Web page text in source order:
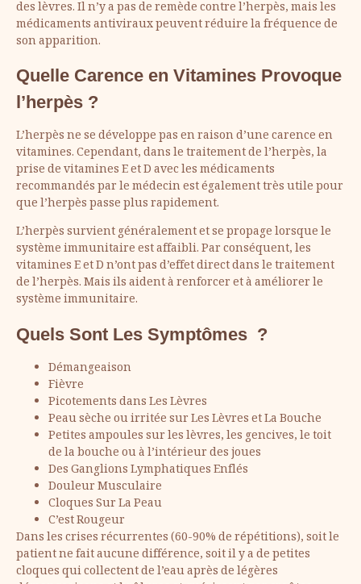
des lèvres. Il n’y a pas de remède contre l’herpès, mais les
médicaments antiviraux peuvent réduire la fréquence de
son apparition.
Quelle Carence en Vitamines Provoque
l’herpès ?
L’herpès ne se développe pas en raison d’une carence en
vitamines. Cependant, dans le traitement de l’herpès, la
prise de vitamines E et D avec les médicaments
recommandés par le médecin est également très utile pour
que l’herpès passe plus rapidement.
L’herpès survient généralement et se propage lorsque le
système immunitaire est affaibli. Par conséquent, les
vitamines E et D n’ont pas d’effet direct dans le traitement
de l’herpès. Mais ils aident à renforcer et à améliorer le
système immunitaire.
Quels Sont Les Symptômes ?
Démangeaison
Fièvre
Picotements dans Les Lèvres
Peau sèche ou irritée sur Les Lèvres et La Bouche
Petites ampoules sur les lèvres, les gencives, le toit
de la bouche ou à l’intérieur des joues
Des Ganglions Lymphatiques Enflés
Douleur Musculaire
Cloques Sur La Peau
C’est Rougeur
Dans les crises récurrentes (60-90% de répétitions), soit le
patient ne fait aucune différence, soit il y a de petites
cloques qui collectent de l’eau après de légères